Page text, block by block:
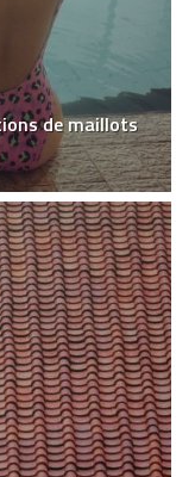
de maillots